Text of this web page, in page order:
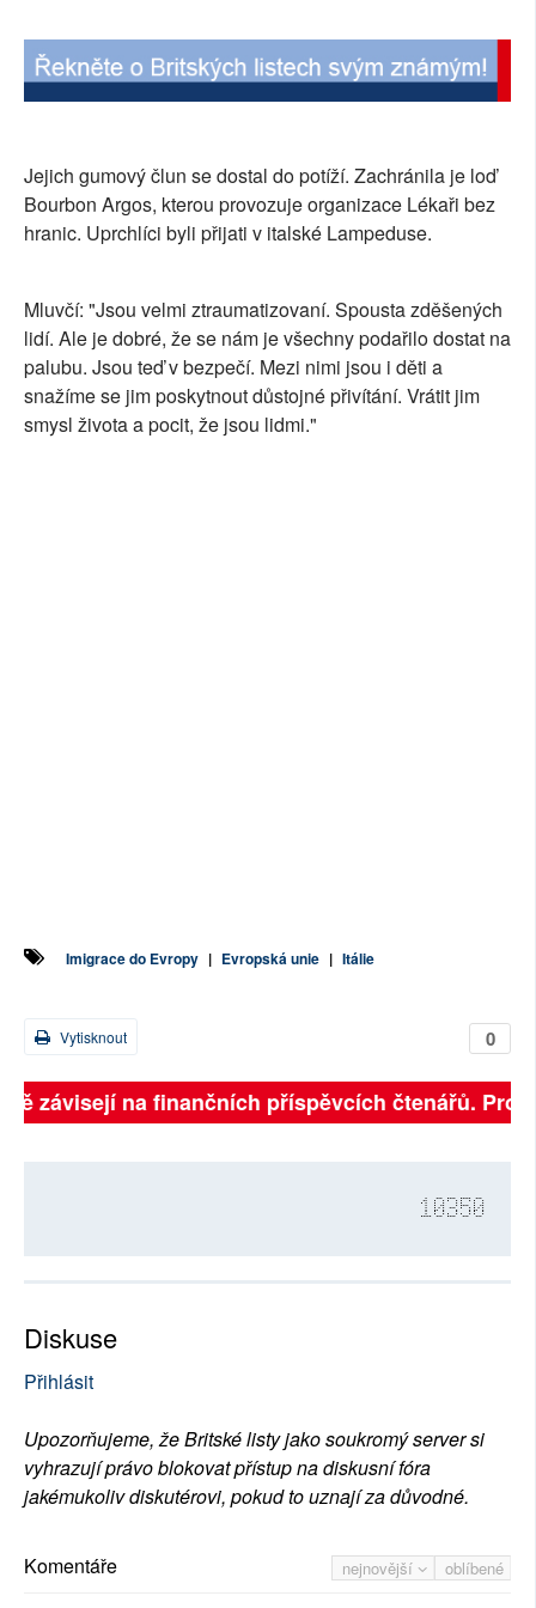
RUBRIKY
Jejich gumový člun se dostal do potíží. Zachránila je loď
Bourbon Argos, kterou provozuje organizace Lékaři bez
hranic. Uprchlíci byli přijati v italské Lampeduse.
Mluvčí: "Jsou velmi ztraumatizovaní. Spousta zděšených
lidí. Ale je dobré, že se nám je všechny podařilo dostat na
palubu. Jsou teď v bezpečí. Mezi nimi jsou i děti a
snažíme se jim poskytnout důstojné přivítání. Vrátit jim
smysl života a pocit, že jsou lidmi."
Imigrace do Evropy | Evropská unie | Itálie
0
Vytisknout
závisejí na finančních příspěvcích čtenářů.
10350
Diskuse
Přihlásit
Upozorňujeme, že Britské listy jako soukromý server si
vyhrazují právo blokovat přístup na diskusní fóra
jakémukoliv diskutérovi, pokud to uznají za důvodné.
nejnovější oblíbené
Komentáře